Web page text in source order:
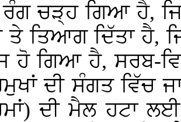
ਰੰਗ ਚੜ੍ਹ ਗਿਆ ਹੈ,
ਤੇ ਤਿਆਗ ਦਿੱਤਾ ਹੈ,
ਹੋ ਗਿਆ ਹੈ, ਸਰਬ-
ਦੀ ਸੰਗਤ ਵਿੱਚ
ਦੀ ਮੈਲ ਹਟਾ